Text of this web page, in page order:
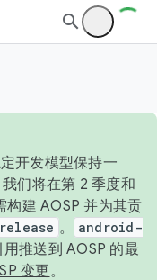
开发模型保持一
们将在第 2 季度和
构建 AOSP 并为其贡
。
android-
推送到 AOSP 的最
变更。